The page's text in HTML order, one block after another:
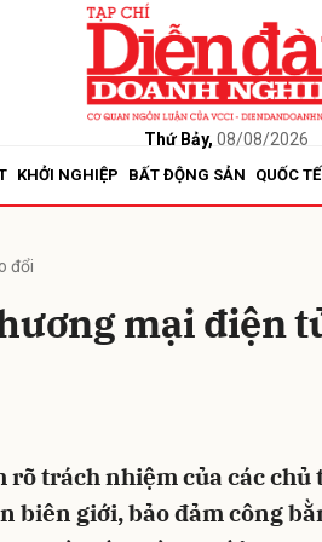
Thứ Bảy, 08/08/2026
KHỞI NGHIỆP BẤT ĐỘNG SẢN QUỐC TẾ
đổi
mại điện
trách nhiệm của các chủ
biên giới, bảo đảm công